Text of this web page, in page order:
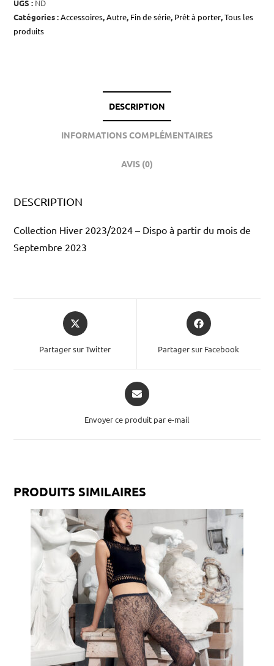
UGS : ND
Catégories :Accessoires,Autre, Fin de série, Prêt à porter,Tous les
produits
DESCRIPTION
INFORMATIONS COMPLÉMENTAIRES
AVIS (0)
DESCRIPTION
Collection Hiver 2023/2024 – Dispo à partir du mois de
Septembre 2023
Partager sur Twitter Partager sur Facebook
Envoyer ce produit par e-mail
PRODUITS SIMILAIRES